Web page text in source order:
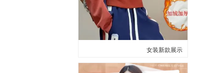
女装新款展示